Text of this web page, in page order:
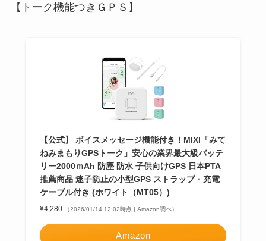
【トーク機能つきＧＰＳ】
【公式】 ボイスメッセージ機能付き！MIXI「みて
ねみまもりGPSトーク」安心の業界最大級バッテ
リー2000ｍAh 防塵 防水 子供向けGPS 日本PTA
推薦商品 迷子防止の小型GPS ストラップ・充電
ケーブル付き (ホワイト（MT05）)
¥4,280 （2026/01/14 12:02時点 | Amazon調べ）
Amazon